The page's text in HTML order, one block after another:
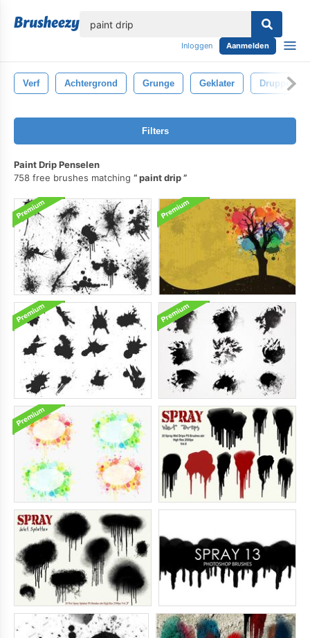
Inloggen Aanmelden
Verf Achtergrond Grunge Geklater Druppels
Filters
Paint Drip Penselen
758 free brushes matching
paint drip